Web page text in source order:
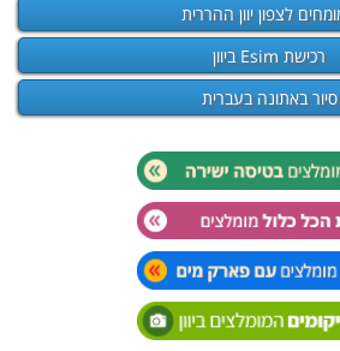
לצפון יוון ההררית
רכישת Esim ביוון
סיור באתונה בעברית